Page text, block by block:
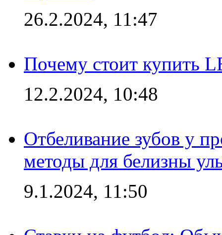
26.2.2024, 11:47
Почему стоит купить
12.2.2024, 10:48
Отбеливание зубов у
методы для белизны
9.1.2024, 11:50